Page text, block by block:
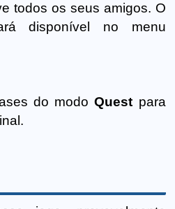
todos os seus amigos. O
disponível no menu
do modoQuest para